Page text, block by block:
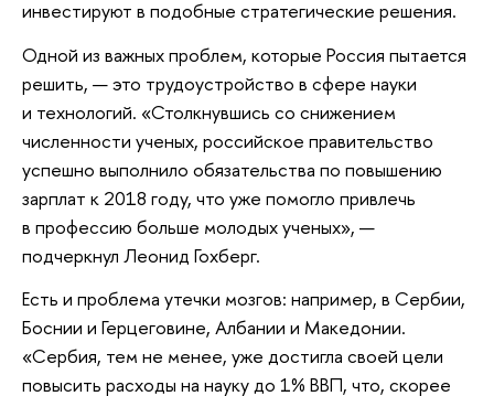
инвестируют в подобные стратегические решения.
Одной из важных проблем, которые Россия пытается
решить, — это трудоустройство в сфере науки
и технологий. «Столкнувшись со снижением
численности ученых, российское правительство
успешно выполнило обязательства по повышению
зарплат к 2018 году, что уже помогло привлечь
в профессию больше молодых ученых», —
подчеркнул Леонид Гохберг.
Есть и проблема утечки мозгов: например, в Сербии,
Боснии и Герцеговине, Албании и Македонии.
«Сербия, тем не менее, уже достигла своей цели
повысить расходы на науку до 1% ВВП, что, скорее